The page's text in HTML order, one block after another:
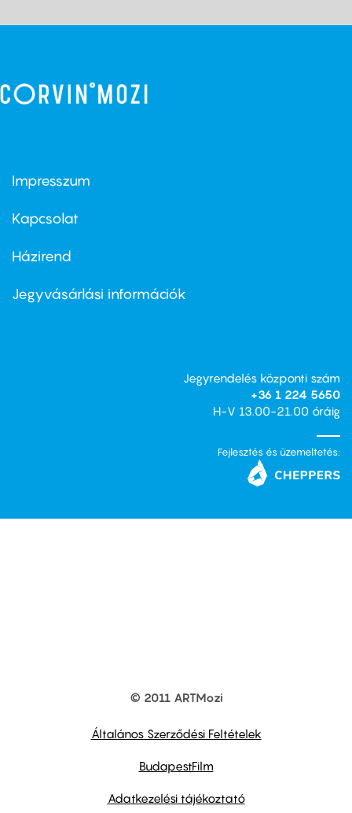
Footer
first
Impresszum
Kapcsolat
Footer
second
Házirend
Jegyvásárlási információk
Jegyrendelés központi szám
+36 1 224 5650
H-V 13.00-21.00 óráig
Fejlesztés és üzemeltetés:
© 2011 ARTMozi
Általános Szerződési Feltételek
BudapestFilm
Adatkezelési tájékoztató